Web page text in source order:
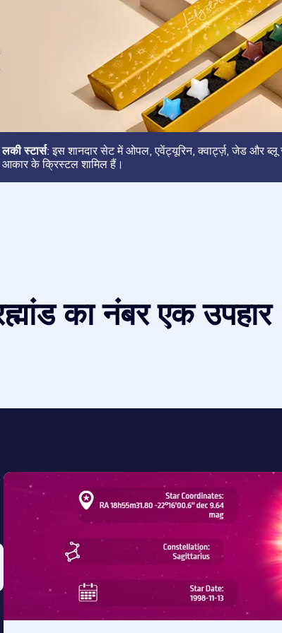
लकी स्टार्स: इस शानदार सेट में ओपल, एवेंट्यूरिन, क्वार्ट्ज़, जेड और ब्लू
आकार के क्रिस्टल शामिल हैं।
का नंबर एक उपहार